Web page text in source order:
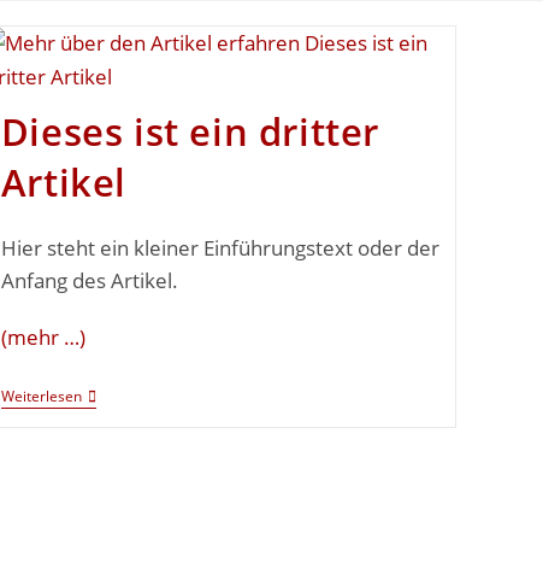
Dieses ist ein dritter
Artikel
Hier steht ein kleiner Einführungstext oder der
Anfang des Artikel.
(mehr …)
Weiterlesen